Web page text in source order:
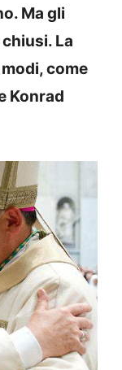
Ma gli
La
come
Konrad